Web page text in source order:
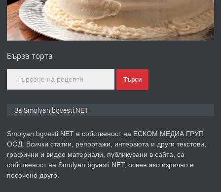
преди 2 години
ПРЕДЛАГА Имот в Северна Гърция, до Кавала
преди 2 години
ПРЕДЛАГА КЪЩА В МАРОНЯ
Бърза торта
Търси
За Smolyan.bgvesti.NET
Smolyan.bgvesti.NET е собственост на ЕСКОМ МЕДИА ГРУП
ООД. Всички статии, репортажи, интервюта и други текстови,
графични и видео материали, публикувани в сайта, са
собственост на Smolyan.bgvesti.NET, освен ако изрично е
посочено друго.